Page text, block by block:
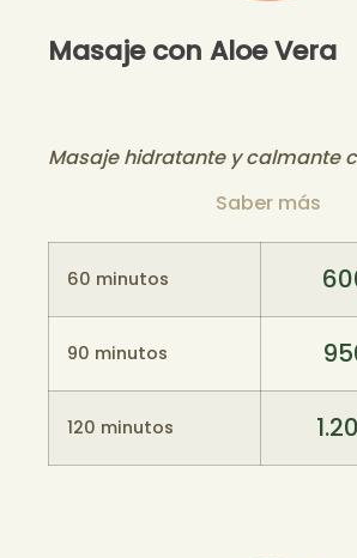
Masaje con Aloe Vera
Masaje hidratante y calmante
Saber más
60 minutos
90 minutos
120 minutos